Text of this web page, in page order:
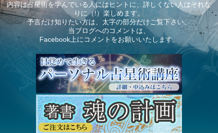
内容は占星術を学んでいる人にはヒントに、詳しくない人はそれな
りに（!）楽しめます。
予言だけ知りたい方は、太字の部分だけご覧下さい。
当ブログへのコメントは、
Facebook上にコメントをお願いいたします。